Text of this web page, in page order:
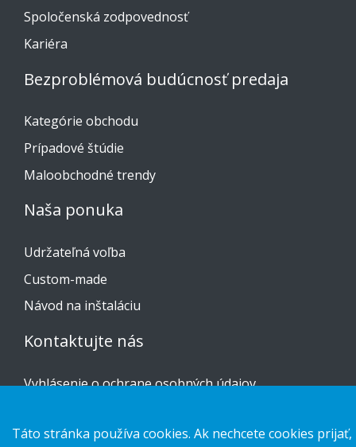
Spoločenská zodpovednosť
Kariéra
Bezproblémová budúcnosť predaja
Kategórie obchodu
Prípadové štúdie
Maloobchodné trendy
Naša ponuka
Udržateľná voľba
Custom-made
Návod na inštaláciu
Kontaktujte nás
Vyhlásenie o ochrane osobných údajov
Táto stránka používa cookies. Ak nechcete cookies prijať,